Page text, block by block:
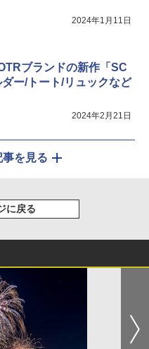
2024年1月11日
ブランドの新作「SC
ー/トート/リュックなど
2024年2月21日
事を見る
に戻る